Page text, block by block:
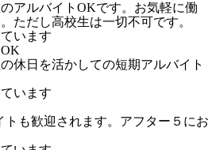
アルバイトOKです。お気軽に働
ただし高校生は一切不可です。
います
休日を活かしての短期アルバイト
います
トも歓迎されます。アフター５にお